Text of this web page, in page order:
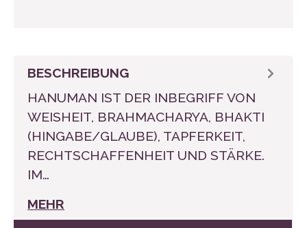
BESCHREIBUNG
HANUMAN IST DER INBEGRIFF VON
WEISHEIT, BRAHMACHARYA, BHAKTI
(HINGABE/GLAUBE), TAPFERKEIT,
RECHTSCHAFFENHEIT UND STÄRKE.
IM…
MEHR